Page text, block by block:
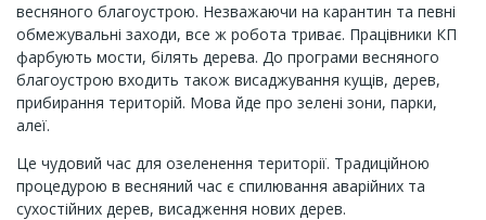
весняного благоустрою. Незважаючи на карантин та певні
обмежувальні заходи, все ж робота триває. Працівники КП
фарбують мости, білять дерева. До програми весняного
благоустрою входить також висаджування кущів, дерев,
прибирання територій. Мова йде про зелені зони, парки,
алеї.
Це чудовий час для озеленення території. Традиційною
процедурою в весняний час є спилювання аварійних та
сухостійних дерев, висадження нових дерев.